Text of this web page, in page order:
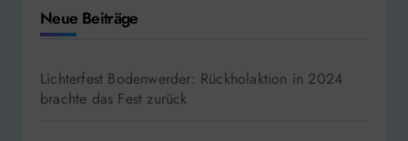
Neue Beiträge
Lichterfest Bodenwerder: Rückholaktion in 2024
brachte das Fest zurück